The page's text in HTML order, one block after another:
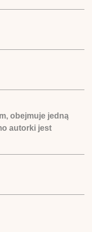
obejmuje jedną
autorki jest